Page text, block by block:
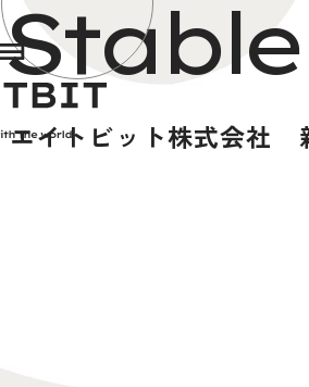
エイトビット株式会社